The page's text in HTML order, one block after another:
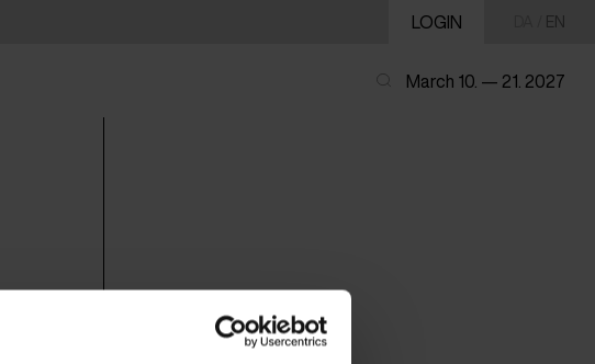
LOGIN EN
March 10. — 21. 2027